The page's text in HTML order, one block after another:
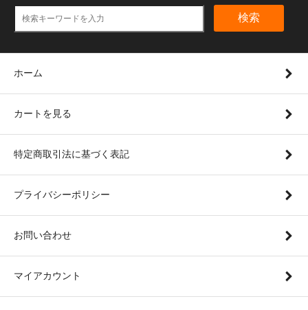
検索
ホーム
カートを見る
特定商取引法に基づく表記
プライバシーポリシー
お問い合わせ
マイアカウント